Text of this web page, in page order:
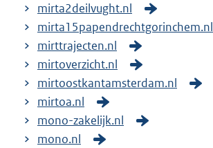
mirta2deilvught.nl
mirta15papendrechtgorinchem.nl
mirttrajecten.nl
mirtoverzicht.nl
mirtoostkantamsterdam.nl
mirtoa.nl
mono-zakelijk.nl
mono.nl